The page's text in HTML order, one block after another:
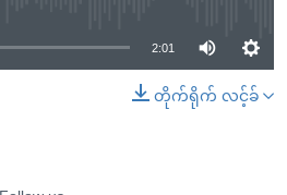
2:01
တိုက်ရိုက် လင့်ခ်